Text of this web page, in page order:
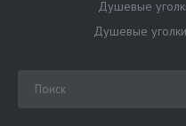
Душевые
Душевые